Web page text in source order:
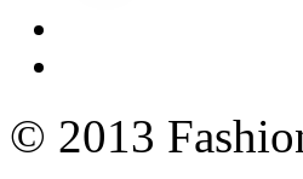
© 2013